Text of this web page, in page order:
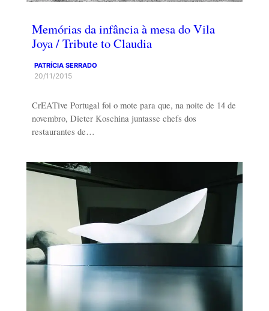
Memórias da infância à mesa do Vila
Joya / Tribute to Claudia
PATRÍCIA SERRADO
20/11/2015
CrEATive Portugal foi o mote para que, na noite de 14 de
novembro, Dieter Koschina juntasse chefs dos
restaurantes de…